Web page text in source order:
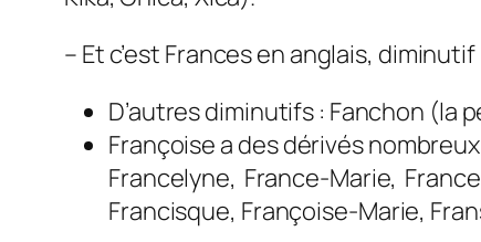
– Et c’est Frances en anglais, diminutif
D’autres diminutifs : Fanchon (la
Françoise a des dérivés
Francelyne, France-Marie,
Francisque, Françoise-Marie,